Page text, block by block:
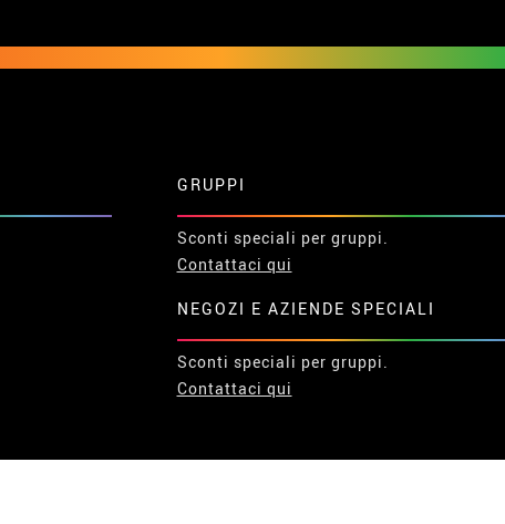
GRUPPI
Sconti speciali per gruppi.
Contattaci qui
NEGOZI E AZIENDE SPECIALI
Sconti speciali per gruppi.
Contattaci qui